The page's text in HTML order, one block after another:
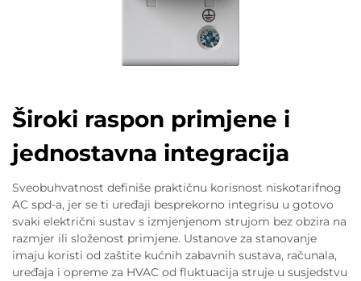
Široki raspon primjene i
jednostavna integracija
Sveobuhvatnost definiše praktičnu korisnost niskotarifnog
AC spd-a, jer se ti uređaji besprekorno integrisu u gotovo
svaki električni sustav s izmjenjenom strujom bez obzira na
razmjer ili složenost primjene. Ustanove za stanovanje
imaju koristi od zaštite kućnih zabavnih sustava, računala,
uređaja i opreme za HVAC od fluktuacija struje u susjedstvu